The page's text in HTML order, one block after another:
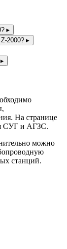
▸
2000? ▸
▸
На странице
СУГ и АГЗС.
можно
станций.